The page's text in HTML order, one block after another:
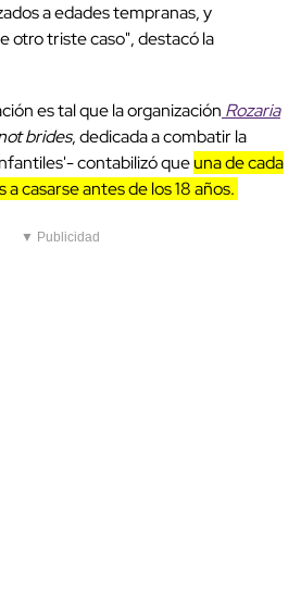
a edades tempranas, y
otro triste caso", destacó la
es tal que la organización Rozaria
brides, dedicada a combatir la
contabilizó queuna de cada
casarse antes de los 18 años.
▼ Publicidad